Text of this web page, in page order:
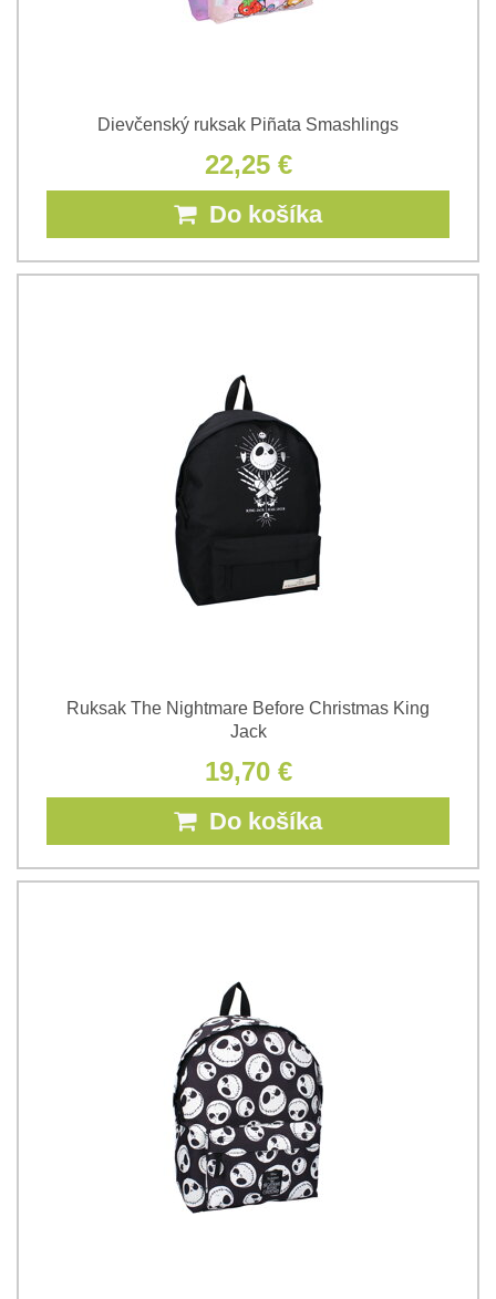
Dievčenský ruksak Piñata Smashlings
22,25 €
Do košíka
Ruksak The Nightmare Before Christmas King
Jack
19,70 €
Do košíka